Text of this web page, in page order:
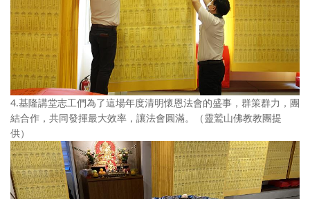
4.基隆講堂志工們為了這場年度清明懷恩法會的盛事，群策群力，團
結合作，共同發揮最大效率，讓法會圓滿。（靈鷲山佛教教團提
供）